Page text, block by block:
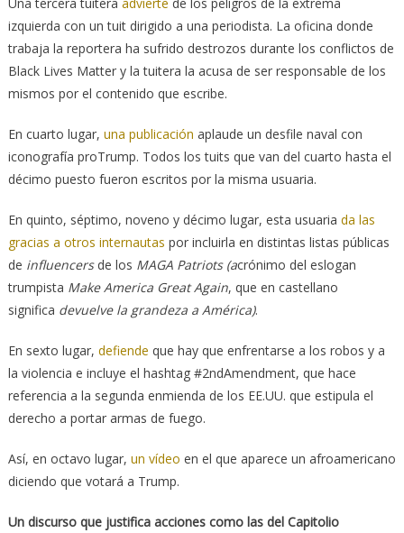
izquierda con un tuit dirigido a una periodista. La oficina donde
trabaja la reportera ha sufrido destrozos durante los conflictos de
Black Lives Matter y la tuitera la acusa de ser responsable de los
mismos por el contenido que escribe.
En cuarto lugar, una publicación aplaude un desfile naval con
iconografía proTrump. Todos los tuits que van del cuarto hasta el
décimo puesto fueron escritos por la misma usuaria.
En quinto, séptimo, noveno y décimo lugar, esta usuaria da las
gracias a otros internautas por incluirla en distintas listas públicas
de influencersde los MAGA Patriots (acrónimo del eslogan
trumpista Make America Great Again, que en castellano
significa devuelve la grandeza a América).
En sexto lugar, defiende que hay que enfrentarse a los robos y a
la violencia e incluye el hashtag #2ndAmendment, que hace
referencia a la segunda enmienda de los EE.UU. que estipula el
derecho a portar armas de fuego.
Así, en octavo lugar, un vídeo en el que aparece un afroamericano
diciendo que votará a Trump.
Un discurso que justifica acciones como las del Capitolio